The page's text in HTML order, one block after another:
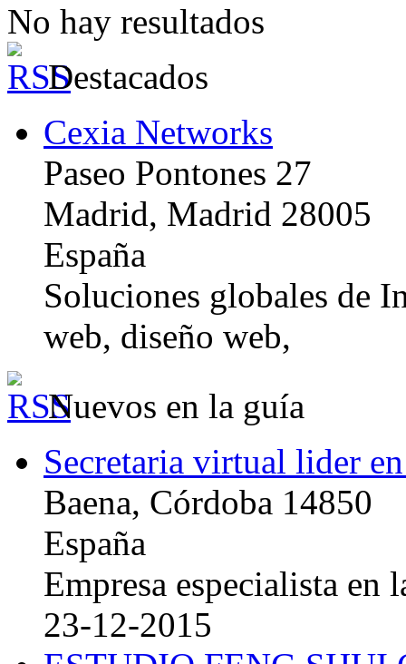
No hay resultados
Destacados
Cexia Networks
Paseo Pontones 27
Madrid, Madrid 28005
España
Soluciones globales de
web, diseño web,
Nuevos en la guía
Secretaria virtual lider
Baena, Córdoba 14850
España
Empresa especialista en
23-12-2015